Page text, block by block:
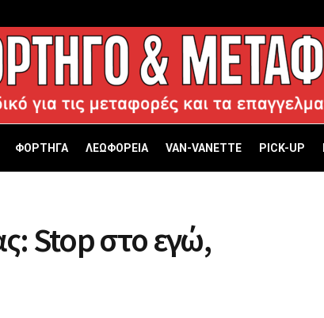
ΦΟΡΤΗΓΑ ΛΕΩΦΟΡΕΙΑ VAN-VANETTΕ PICK-UP
Stop στο εγώ,